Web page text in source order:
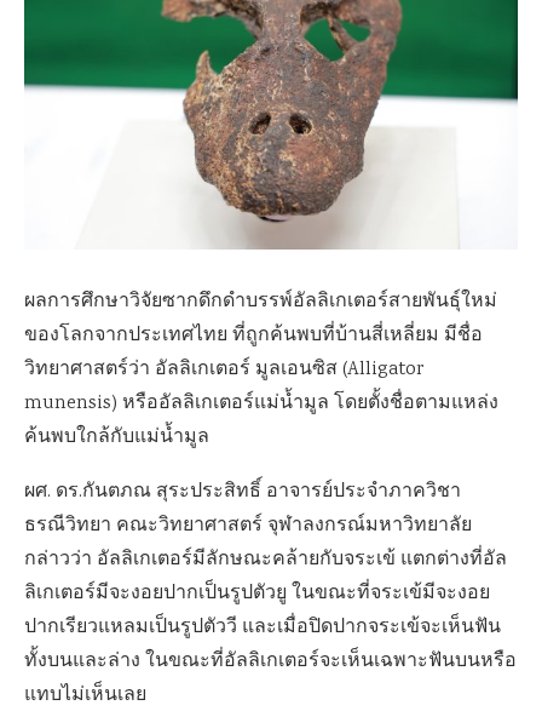
ผลการศึกษาวิจัยซากดึกดำบรรพ์อัลลิเกเตอร์สายพันธุ์ใหม่
ของโลกจากประเทศไทย ที่ถูกค้นพบที่บ้านสี่เหลี่ยม มีชื่อ
วิทยาศาสตร์ว่า อัลลิเกเตอร์ มูลเอนซิส (Alligator
munensis) หรืออัลลิเกเตอร์แม่น้ำมูล โดยตั้งชื่อตามแหล่ง
ค้นพบใกล้กับแม่น้ำมูล
ผศ. ดร.กันตภณ สุระประสิทธิ์ อาจารย์ประจำภาควิชา
ธรณีวิทยา คณะวิทยาศาสตร์ จุฬาลงกรณ์มหาวิทยาลัย
กล่าวว่า อัลลิเกเตอร์มีลักษณะคล้ายกับจระเข้ แตกต่างที่อัล
ลิเกเตอร์มีจะงอยปากเป็นรูปตัวยู ในขณะที่จระเข้มีจะงอย
ปากเรียวแหลมเป็นรูปตัววี และเมื่อปิดปากจระเข้จะเห็นฟัน
ทั้งบนและล่าง ในขณะที่อัลลิเกเตอร์จะเห็นเฉพาะฟันบนหรือ
แทบไม่เห็นเลย